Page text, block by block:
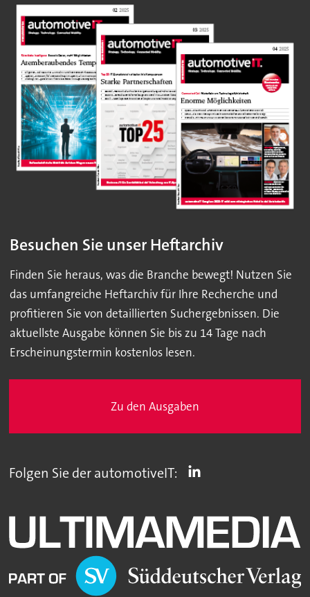
Besuchen Sie unser Heftarchiv
Finden Sie heraus, was die Branche bewegt! Nutzen Sie
das umfangreiche Heftarchiv für Ihre Recherche und
profitieren Sie von detaillierten Suchergebnissen. Die
aktuellste Ausgabe können Sie bis zu 14 Tage nach
Erscheinungstermin kostenlos lesen.
Zu den Ausgaben
Folgen Sie der automotiveIT: